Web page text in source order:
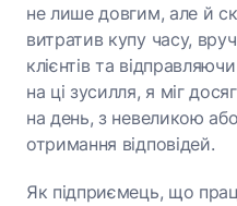
не лише довгим, але й
витратив купу часу,
клієнтів та
на ці зусилля, я міг
на день, з невеликою
отримання відповідей.
Як підприємець, що